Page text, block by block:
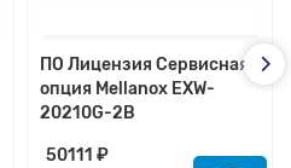
ПО Лицензия Сервисная
опция Mellanox EXW-
20210G-2B
50111 ₽